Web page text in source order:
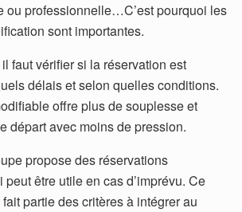
ou professionnelle…C’est pourquoi les
sont importantes.
faut vérifier si la réservation est
délais et selon quelles conditions.
offre plus de souplesse et
départ avec moins de pression.
propose des réservations
être utile en cas d’imprévu. Ce
partie des critères à intégrer au